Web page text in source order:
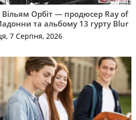
Орбіт — продюсер Ray of
та альбому 13 гурту Blur
7 Серпня, 2026